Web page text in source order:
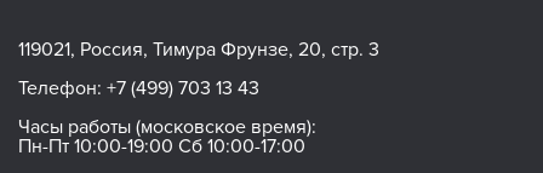
119021, Россия, Тимура Фрунзе, 20, стр. 3
Телефон: +7 (499) 703 13 43
Часы работы (московское время):
Пн-Пт 10:00-19:00 Сб 10:00-17:00